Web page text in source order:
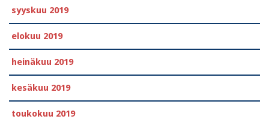
syyskuu 2019
elokuu 2019
heinäkuu 2019
kesäkuu 2019
toukokuu 2019